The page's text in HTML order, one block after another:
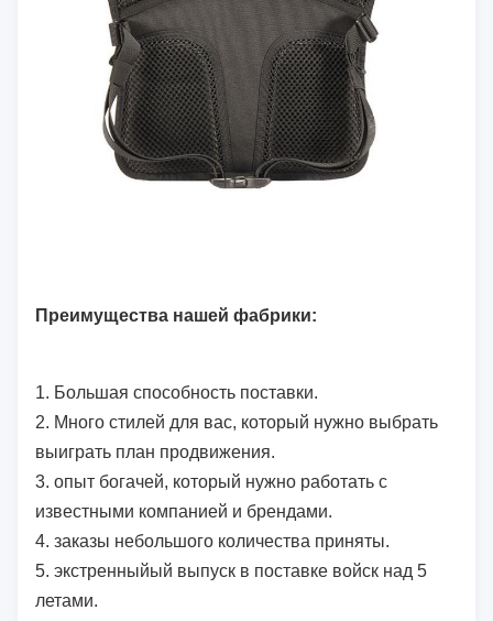
Преимущества нашей фабрики:
1. Большая способность поставки.
2. Много стилей для вас, который нужно выбрать
выиграть план продвижения.
3. опыт богачей, который нужно работать с
известными компанией и брендами.
4. заказы небольшого количества приняты.
5. экстренныйый выпуск в поставке войск над 5
летами.